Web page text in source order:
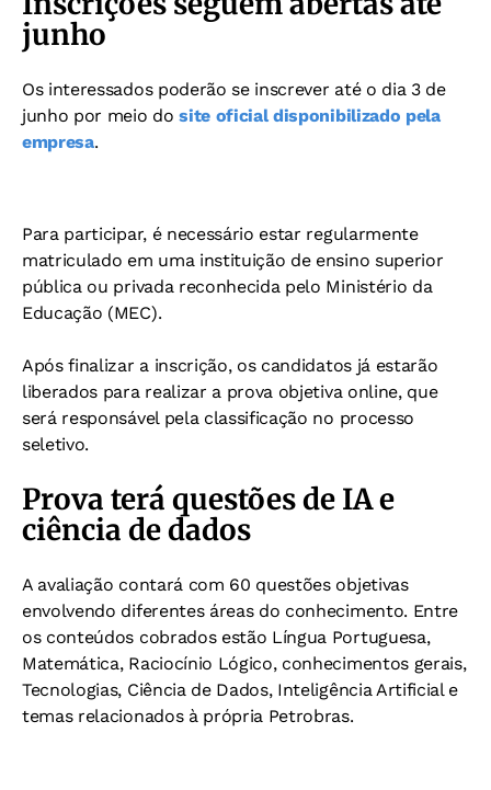
junho
Os interessados poderão se inscrever até o dia 3 de
junho por meio dosite oficial disponibilizado pela
empresa.
Para participar, é necessário estar regularmente
matriculado em uma instituição de ensino superior
pública ou privada reconhecida pelo Ministério da
Educação (MEC).
Após finalizar a inscrição, os candidatos já estarão
liberados para realizar a prova objetiva online, que
será responsável pela classificação no processo
seletivo.
Prova terá questões de IA e
ciência de dados
A avaliação contará com 60 questões objetivas
envolvendo diferentes áreas do conhecimento. Entre
os conteúdos cobrados estão Língua Portuguesa,
Matemática, Raciocínio Lógico, conhecimentos gerais,
Tecnologias, Ciência de Dados, Inteligência Artificial e
temas relacionados à própria Petrobras.